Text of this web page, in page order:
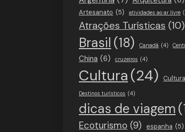
Artesanato (5) atividades ao ar livre
Atrações Turísticas (10)
Brasil (18) Canadá (4)
China (6) cruzeiros (4)
Cultura(24)
Destinos turísticos (4)
dicas de viagem
Ecoturismo (9) espanha (5)